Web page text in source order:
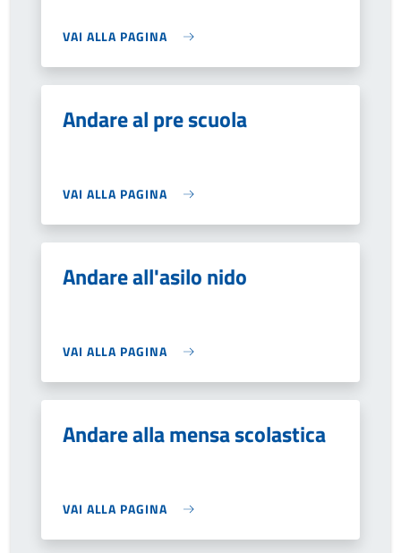
VAI ALLA PAGINA
Andare al pre scuola
VAI ALLA PAGINA
Andare all'asilo nido
VAI ALLA PAGINA
Andare alla mensa scolastica
VAI ALLA PAGINA